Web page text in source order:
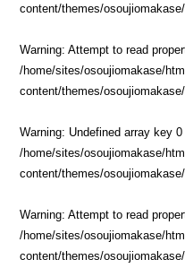
content/themes/
Warning: Attempt to read
/home/sites/osoujiomakase/
content/themes/
Warning: Undefined array key 0
/home/sites/osoujiomakase/
content/themes/
Warning: Attempt to read
/home/sites/osoujiomakase/
content/themes/